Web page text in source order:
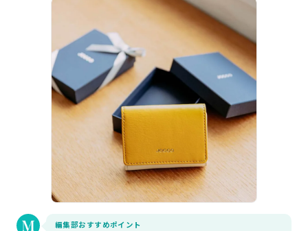
編集部おすすめポイント